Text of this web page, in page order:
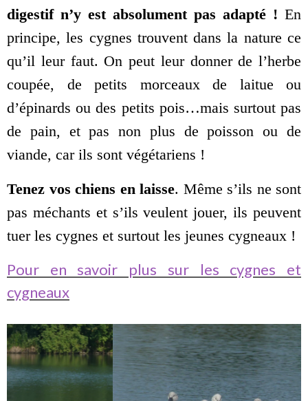
digestif n’y est absolument pas adapté ! En
principe, les cygnes trouvent dans la nature ce
qu’il leur faut. On peut leur donner de l’herbe
coupée, de petits morceaux de laitue ou
d’épinards ou des petits pois…mais surtout pas
de pain, et pas non plus de poisson ou de
viande, car ils sont végétariens !
Tenez vos chiens en laisse. Même s’ils ne sont
pas méchants et s’ils veulent jouer, ils peuvent
tuer les cygnes et surtout les jeunes cygneaux !
Pour en savoir plus sur les cygnes et
cygneaux